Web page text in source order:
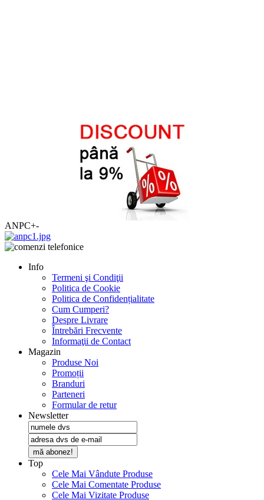
ANPC+-
Info
Termeni şi Condiţii
Politica de Cookie
Politica de Confidențialitate
Cum Cumperi?
Despre Livrare
Întrebări Frecvente
Informaţii de Contact
Magazin
Produse Noi
Promoții
Branduri
Parteneri
Formular de retur
Newsletter
mă abonez!
Top
Cele Mai Vândute Produse
Cele Mai Comentate Produse
Cele Mai Vizitate Produse